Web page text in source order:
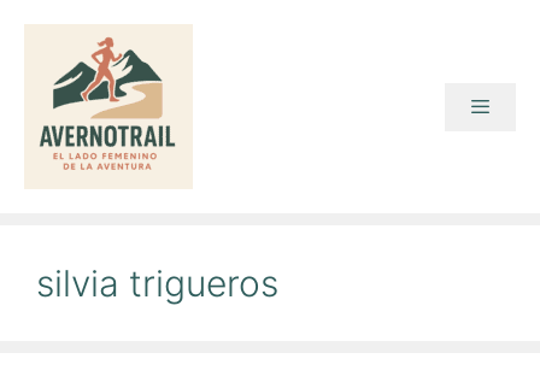
contenido
silvia trigueros